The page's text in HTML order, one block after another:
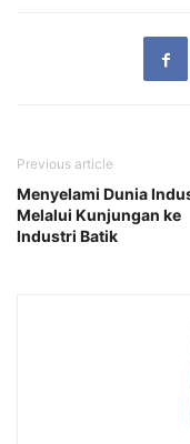
Previous article
Menyelami Dunia
Melalui Kunjungan ke
Industri Batik